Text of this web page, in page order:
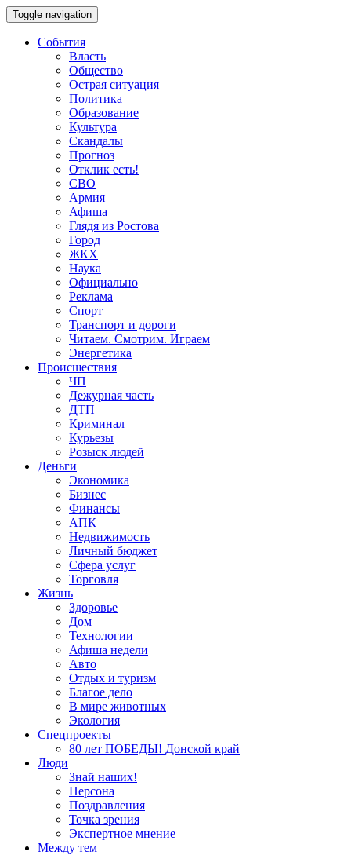
Toggle navigation
События
Власть
Общество
Острая ситуация
Политика
Образование
Культура
Скандалы
Прогноз
Отклик есть!
СВО
Армия
Афиша
Глядя из Ростова
Город
ЖКХ
Наука
Официально
Реклама
Спорт
Транспорт и дороги
Читаем. Смотрим. Играем
Энергетика
Происшествия
ЧП
Дежурная часть
ДТП
Криминал
Курьезы
Розыск людей
Деньги
Экономика
Бизнес
Финансы
АПК
Недвижимость
Личный бюджет
Сфера услуг
Торговля
Жизнь
Здоровье
Дом
Технологии
Афиша недели
Авто
Отдых и туризм
Благое дело
В мире животных
Экология
Спецпроекты
80 лет ПОБЕДЫ! Донской край
Люди
Знай наших!
Персона
Поздравления
Точка зрения
Экспертное мнение
Между тем